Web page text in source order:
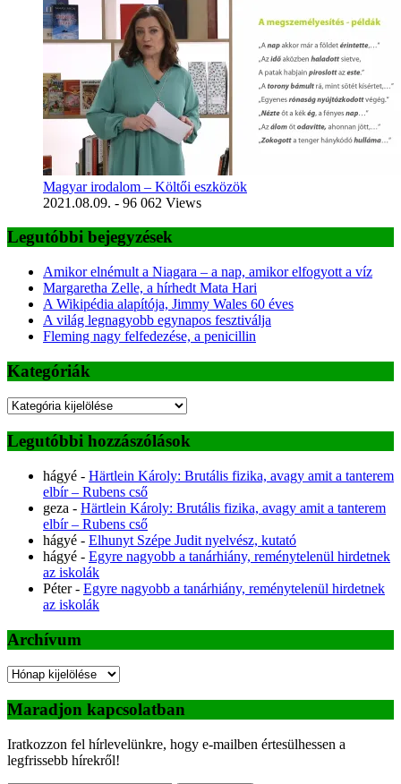
Magyar irodalom – Költői eszközök
2021.08.09. - 96 062 Views
Legutóbbi bejegyzések
Amikor elnémult a Niagara – a nap, amikor elfogyott a víz
Margaretha Zelle, a hírhedt Mata Hari
A Wikipédia alapítója, Jimmy Wales 60 éves
A világ legnagyobb egynapos fesztiválja
Fleming nagy felfedezése, a penicillin
Kategóriák
Kategóriák
Legutóbbi hozzászólások
hágyé - Härtlein Károly: Brutális fizika, avagy amit a tanterem
elbír – Rubens cső
geza - Härtlein Károly: Brutális fizika, avagy amit a tanterem
elbír – Rubens cső
hágyé - Elhunyt Szépe Judit nyelvész, kutató
hágyé - Egyre nagyobb a tanárhiány, reménytelenül hirdetnek
az iskolák
Péter- Egyre nagyobb a tanárhiány, reménytelenül hirdetnek
az iskolák
Archívum
Archívum
Maradjon kapcsolatban
Iratkozzon fel hírlevelünkre, hogy e-mailben értesülhessen a
legfrissebb hírekről!